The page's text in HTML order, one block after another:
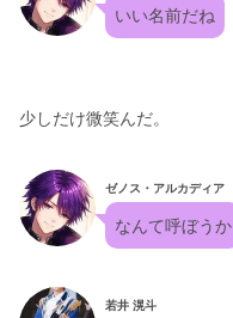
いい名前だね
少しだけ微笑んだ。
ゼノス・アルカディア
なんて呼ぼうか
若井 滉斗